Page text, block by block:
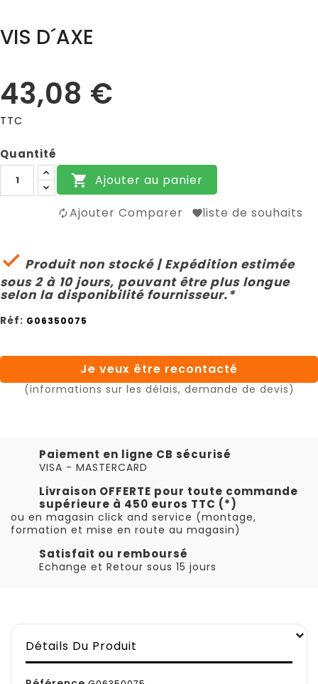
VIS D´AXE
43,08 €
TTC
Quantité
 Ajouter au panier
Ajouter Comparer liste de souhaits
 Produit non stocké | Expédition estimée
sous 2 à 10 jours, pouvant être plus longue
selon la disponibilité fournisseur.*
Réf: G06350075
Je veux être recontacté
(informations sur les délais, demande de devis)
Paiement en ligne CB sécurisé
VISA - MASTERCARD
Livraison OFFERTE pour toute commande
supérieure à 450 euros TTC (*)
ou en magasin click and service (montage,
formation et mise en route au magasin)
Satisfait ou remboursé
Echange et Retour sous 15 jours
Détails Du Produit